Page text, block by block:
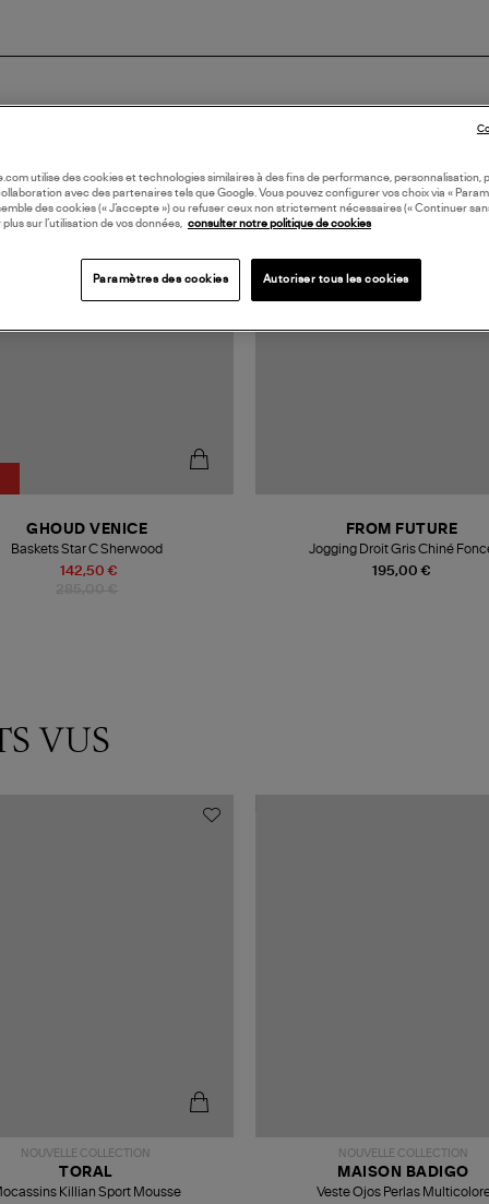
142,50 €
GHOUD VENICE
Baskets Star C Sherwood
195,00 €
FROM FUTURE
Jogging Droit Gris Chiné
VUS
NOUVELLE COLLECTION
TORAL
Killian Sport Mousse
NOUVELLE COLLECTION
MAISON BADIGO
Veste Ojos Perlas
utilise des cookies et technologies similaires à des fins de performance, personnalisation,
avec des partenaires tels que Google. Vous pouvez configurer vos choix via «
des cookies (« J’accepte ») ou refuser ceux non strictement nécessaires (« Continuer
plus sur l’utilisation de vos données,
consulter notre politique de cookies
Paramètres des cookies Autoriser tous les cookies